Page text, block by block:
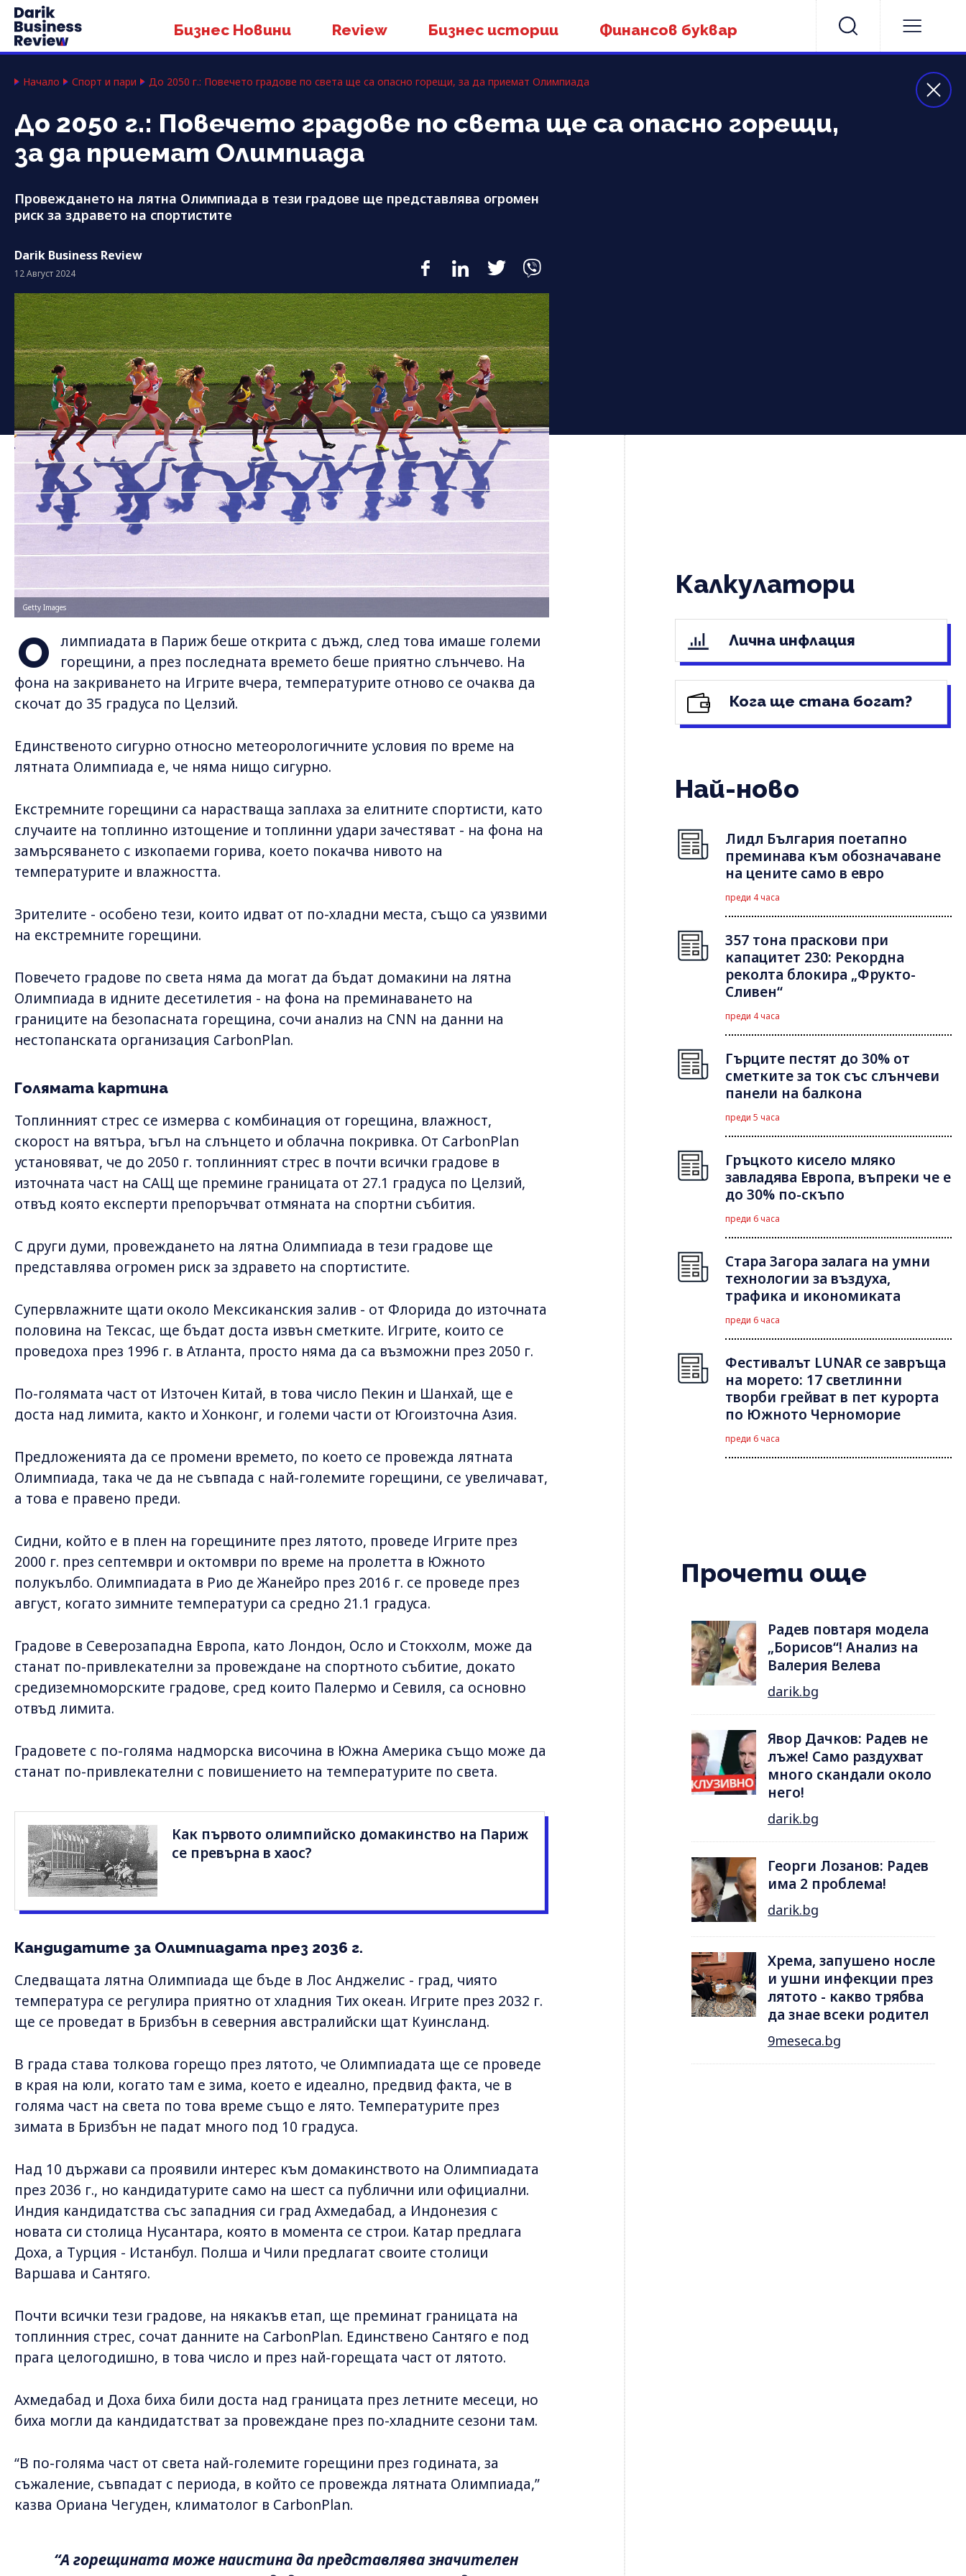
Бизнес Новини Review Бизнес истории Финансов буквар
Начало Спорт и пари До 2050 г.: Повечето градове по света ще са опасно горещи, за да приемат Олимпиада
До 2050 г.: Повечето градове по света ще са опасно горещи,
за да приемат Олимпиада
Провеждането на лятна Олимпиада в тези градове ще представлява огромен
риск за здравето на спортистите
Darik Business Review
12 Август 2024
Getty Images
О
лимпиадата в Париж беше открита с дъжд, след това имаше големи
горещини, а през последната времето беше приятно слънчево. На
фона на закриването на Игрите вчера, температурите отново се очаква да
скочат до 35 градуса по Целзий.
Единственото сигурно относно метеорологичните условия по време на
лятната Олимпиада е, че няма нищо сигурно.
Екстремните горещини са нарастваща заплаха за елитните спортисти, като
случаите на топлинно изтощение и топлинни удари зачестяват - на фона на
замърсяването с изкопаеми горива, което покачва нивото на
температурите и влажността.
Зрителите - особено тези, които идват от по-хладни места, също са уязвими
на екстремните горещини.
Повечето градове по света няма да могат да бъдат домакини на лятна
Олимпиада в идните десетилетия - на фона на преминаването на
границите на безопасната горещина, сочи анализ на CNN на данни на
нестопанската организация CarbonPlan.
Голямата картина
Топлинният стрес се измерва с комбинация от горещина, влажност,
скорост на вятъра, ъгъл на слънцето и облачна покривка. От CarbonPlan
установяват, че до 2050 г. топлинният стрес в почти всички градове в
източната част на САЩ ще премине границата от 27.1 градуса по Целзий,
отвъд която експерти препоръчват отмяната на спортни събития.
С други думи, провеждането на лятна Олимпиада в тези градове ще
представлява огромен риск за здравето на спортистите.
Супервлажните щати около Мексиканския залив - от Флорида до източната
половина на Тексас, ще бъдат доста извън сметките. Игрите, които се
проведоха през 1996 г. в Атланта, просто няма да са възможни през 2050 г.
По-голямата част от Източен Китай, в това число Пекин и Шанхай, ще е
доста над лимита, както и Хонконг, и големи части от Югоизточна Азия.
Предложенията да се промени времето, по което се провежда лятната
Олимпиада, така че да не съвпада с най-големите горещини, се увеличават,
а това е правено преди.
Сидни, който е в плен на горещините през лятото, проведе Игрите през
2000 г. през септември и октомври по време на пролетта в Южното
полукълбо. Олимпиадата в Рио де Жанейро през 2016 г. се проведе през
август, когато зимните температури са средно 21.1 градуса.
Градове в Северозападна Европа, като Лондон, Осло и Стокхолм, може да
станат по-привлекателни за провеждане на спортното събитие, докато
средиземноморските градове, сред които Палермо и Севиля, са основно
отвъд лимита.
Градовете с по-голяма надморска височина в Южна Америка също може да
станат по-привлекателни с повишението на температурите по света.
Как първото олимпийско домакинство на Париж
се превърна в хаос?
Кандидатите за Олимпиадата през 2036 г.
Следващата лятна Олимпиада ще бъде в Лос Анджелис - град, чиято
температура се регулира приятно от хладния Тих океан. Игрите през 2032 г.
ще се проведат в Бризбън в северния австралийски щат Куинсланд.
В града става толкова горещо през лятото, че Олимпиадата ще се проведе
в края на юли, когато там е зима, което е идеално, предвид факта, че в
голяма част на света по това време също е лято. Температурите през
зимата в Бризбън не падат много под 10 градуса.
Над 10 държави са проявили интерес към домакинството на Олимпиадата
през 2036 г., но кандидатурите само на шест са публични или официални.
Индия кандидатства със западния си град Ахмедабад, а Индонезия с
новата си столица Нусантара, която в момента се строи. Катар предлага
Доха, а Турция - Истанбул. Полша и Чили предлагат своите столици
Варшава и Сантяго.
Почти всички тези градове, на някакъв етап, ще преминат границата на
топлинния стрес, сочат данните на CarbonPlan. Единствено Сантяго е под
прага целогодишно, в това число и през най-горещата част от лятото.
Ахмедабад и Доха биха били доста над границата през летните месеци, но
биха могли да кандидатстват за провеждане през по-хладните сезони там.
“В по-голяма част от света най-големите горещини през годината, за
съжаление, съвпадат с периода, в който се провежда лятната Олимпиада,”
казва Ориана Чегуден, климатолог в CarbonPlan.
“А горещината може наистина да представлява значителен
Калкулатори
Лична инфлация
Кога ще стана богат?
Най-ново
Лидл България поетапно
преминава към обозначаване
на цените само в евро
преди 4 часа
357 тона праскови при
капацитет 230: Рекордна
реколта блокира „Фрукто-
Сливен“
преди 4 часа
Гърците пестят до 30% от
сметките за ток със слънчеви
панели на балкона
преди 5 часа
Гръцкото кисело мляко
завладява Европа, въпреки че е
до 30% по-скъпо
преди 6 часа
Стара Загора залага на умни
технологии за въздуха,
трафика и икономиката
преди 6 часа
Фестивалът LUNAR се завръща
на морето: 17 светлинни
творби грейват в пет курорта
по Южното Черноморие
преди 6 часа
Прочети още
Радев повтаря модела
„Борисов“! Анализ на
Валерия Велева
darik.bg
Явор Дачков: Радев не
лъже! Само раздухват
много скандали около
него!
darik.bg
Георги Лозанов: Радев
има 2 проблема!
darik.bg
Хрема, запушено носле
и ушни инфекции през
лятотo - какво трябва
да знае всеки родител
9meseca.bg